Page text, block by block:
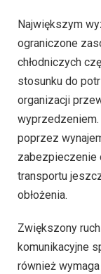
Największym
ograniczone
chłodniczych
stosunku do
organizacji
wyprzedzeniem.
poprzez
zabezpieczenie
transportu
obłożenia.
Zwiększony
komunikacyjne
również